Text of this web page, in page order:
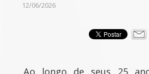
12/06/2026
Ao longo de seus 25